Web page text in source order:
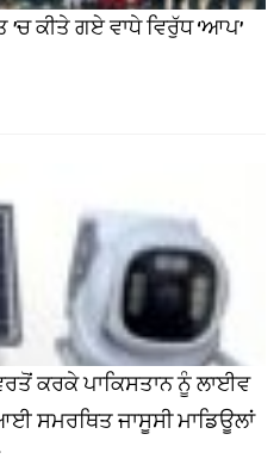
ਕੀਤੇ ਗਏ ਵਾਧੇ ਵਿਰੁੱਧ ‘ਆਪ’
ਕਰਕੇ ਪਾਕਿਸਤਾਨ ਨੂੰ ਲਾਈਵ
ਜਾਸੂਸੀ ਮਾਡਿਊਲਾਂ